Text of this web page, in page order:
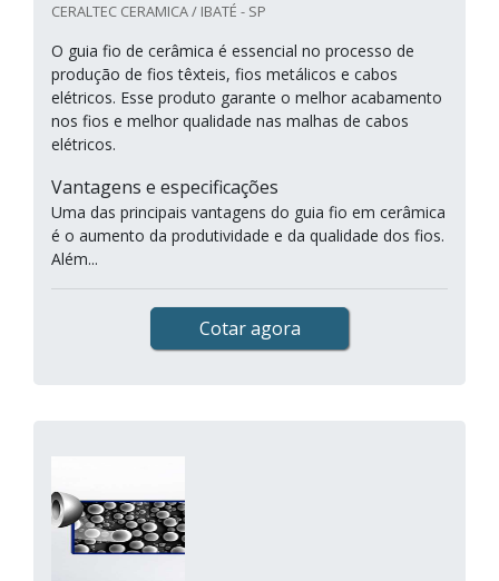
CERALTEC CERAMICA / IBATÉ - SP
O guia fio de cerâmica é essencial no processo de
produção de fios têxteis, fios metálicos e cabos
elétricos. Esse produto garante o melhor acabamento
nos fios e melhor qualidade nas malhas de cabos
elétricos.
Vantagens e especificações
Uma das principais vantagens do guia fio em cerâmica
é o aumento da produtividade e da qualidade dos fios.
Além...
Cotar agora